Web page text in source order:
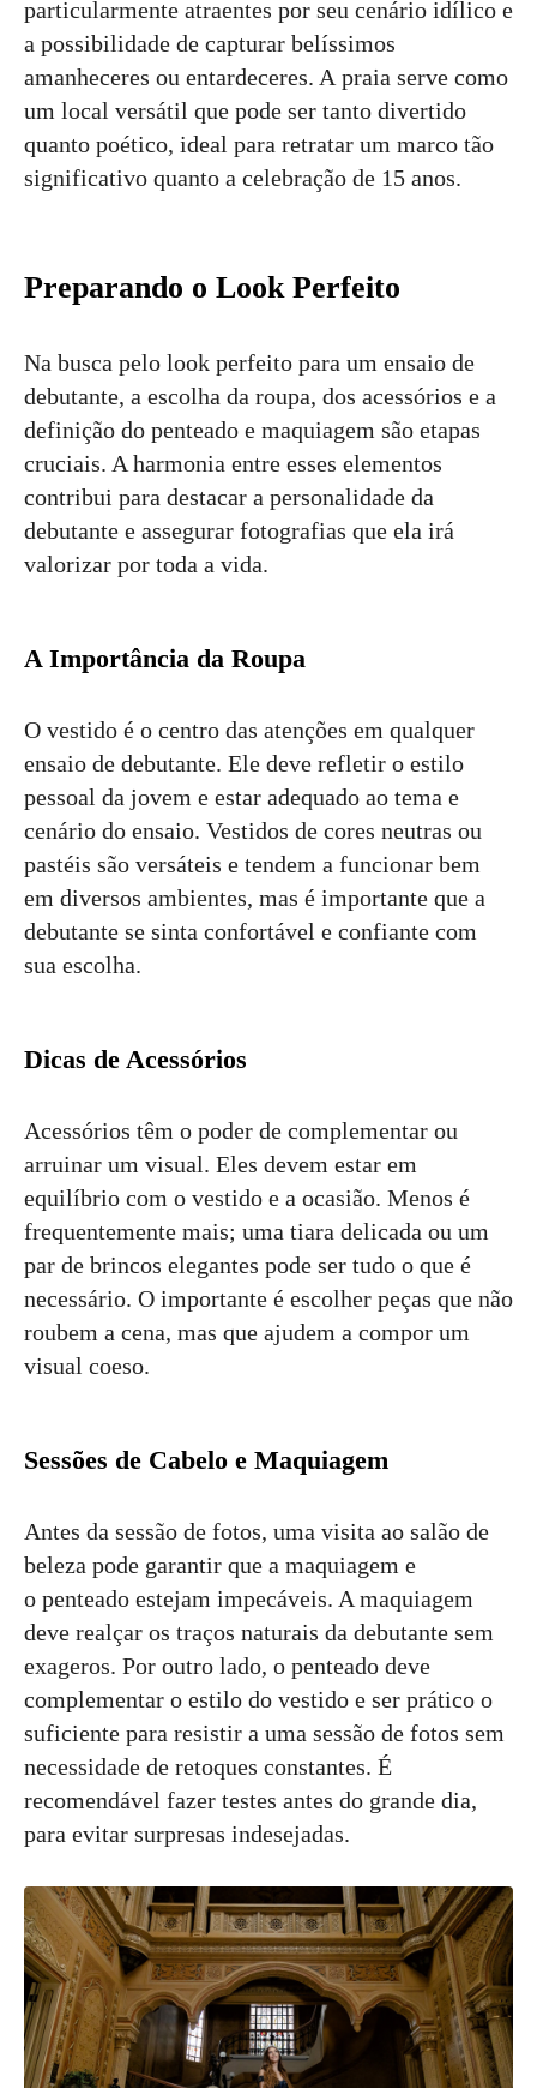
particularmente atraentes por seu cenário idílico e
a possibilidade de capturar belíssimos
amanheceres ou entardeceres. A praia serve como
um local versátil que pode ser tanto divertido
quanto poético, ideal para retratar um marco tão
significativo quanto a celebração de 15 anos.
Preparando o Look Perfeito
Na busca pelo look perfeito para um ensaio de
debutante, a escolha da roupa, dos acessórios e a
definição do penteado e maquiagem são etapas
cruciais. A harmonia entre esses elementos
contribui para destacar a personalidade da
debutante e assegurar fotografias que ela irá
valorizar por toda a vida.
A Importância da Roupa
O vestido é o centro das atenções em qualquer
ensaio de debutante. Ele deve refletir o estilo
pessoal da jovem e estar adequado ao tema e
cenário do ensaio. Vestidos de cores neutras ou
pastéis são versáteis e tendem a funcionar bem
em diversos ambientes, mas é importante que a
debutante se sinta confortável e confiante com
sua escolha.
Dicas de Acessórios
Acessórios têm o poder de complementar ou
arruinar um visual. Eles devem estar em
equilíbrio com o vestido e a ocasião. Menos é
frequentemente mais; uma tiara delicada ou um
par de brincos elegantes pode ser tudo o que é
necessário. O importante é escolher peças que não
roubem a cena, mas que ajudem a compor um
visual coeso.
Sessões de Cabelo e Maquiagem
Antes da sessão de fotos, uma visita ao salão de
beleza pode garantir que a maquiagem e
o penteado estejam impecáveis. A maquiagem
deve realçar os traços naturais da debutante sem
exageros. Por outro lado, o penteado deve
complementar o estilo do vestido e ser prático o
suficiente para resistir a uma sessão de fotos sem
necessidade de retoques constantes. É
recomendável fazer testes antes do grande dia,
para evitar surpresas indesejadas.